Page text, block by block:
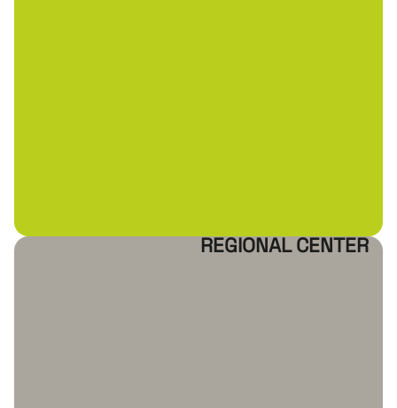
REGIONAL CENTER